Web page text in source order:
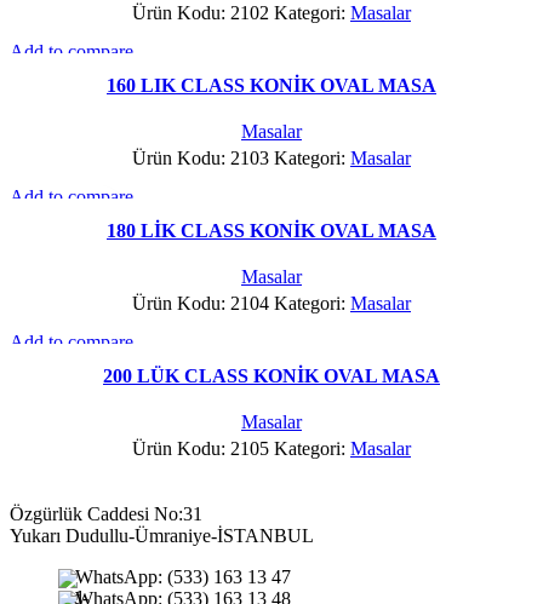
Ürün Kodu: 2102 Kategori: Masalar
Add to compare
160 LIK CLASS KONİK OVAL MASA
Masalar
Ürün Kodu: 2103 Kategori: Masalar
Add to compare
180 LİK CLASS KONİK OVAL MASA
Masalar
Ürün Kodu: 2104 Kategori: Masalar
Add to compare
Hızlı Gör200 LÜK CLASS KONİK OVAL MASA
Masalar
Ürün Kodu: 2105 Kategori: Masalar
Özgürlük Caddesi No:31
Yukarı Dudullu-Ümraniye-İSTANBUL
WhatsApp: (533) 163 13 47
WhatsApp: (533) 163 13 48